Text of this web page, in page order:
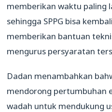
memberikan waktu paling
sehingga SPPG bisa
memberikan bantuan
mengurus persyaratan
Dadan menambahkan
mendorong pertumbuhan
wadah untuk mendukung